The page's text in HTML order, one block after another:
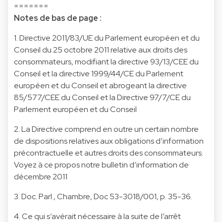
=======
Notes de bas de page :
1. Directive 2011/83/UE du Parlement européen et du
Conseil du 25 octobre 2011 relative aux droits des
consommateurs, modifiant la directive 93/13/CEE du
Conseil et la directive 1999/44/CE du Parlement
européen et du Conseil et abrogeant la directive
85/577/CEE du Conseil et la Directive 97/7/CE du
Parlement européen et du Conseil
2. La Directive comprend en outre un certain nombre
de dispositions relatives aux obligations d’information
précontractuelle et autres droits des consommateurs.
Voyez à ce proposnotre bulletin d’information de
décembre 2011
3. Doc. Parl., Chambre, Doc 53-3018/001, p. 35-36.
4. Ce qui s’avérait nécessaire à la suite de l’arrêt